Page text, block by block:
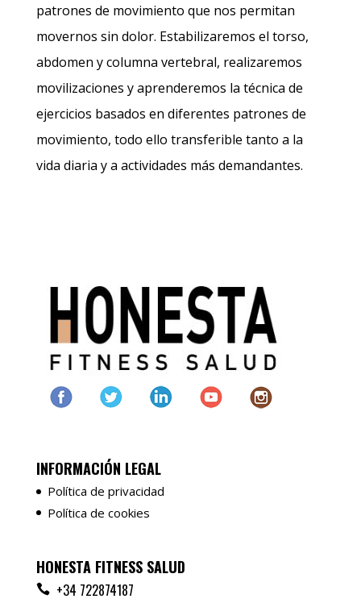
patrones de movimiento que nos permitan
movernos sin dolor. Estabilizaremos el torso,
abdomen y columna vertebral, realizaremos
movilizaciones y aprenderemos la técnica de
ejercicios basados en diferentes patrones de
movimiento, todo ello transferible tanto a la
vida diaria y a actividades más demandantes.
INFORMACIÓN LEGAL
Política de privacidad
Política de cookies
HONESTA FITNESS SALUD
+34 722874187